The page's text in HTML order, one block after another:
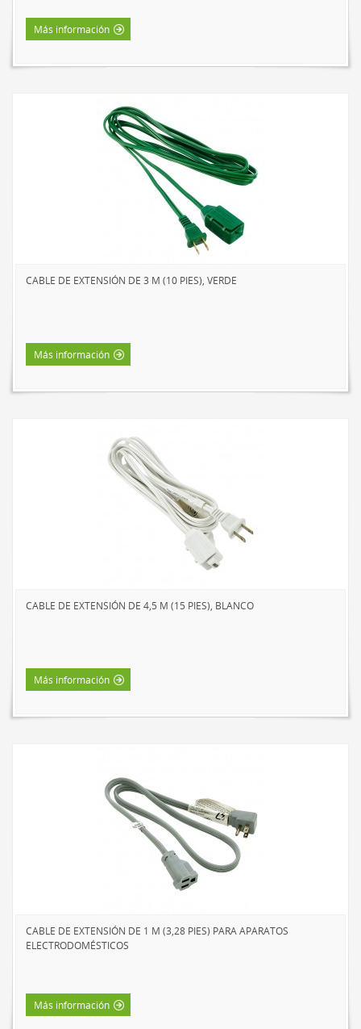
Más información
CABLE DE EXTENSIÓN DE 3 M (10 PIES), VERDE
Más información
CABLE DE EXTENSIÓN DE 4,5 M (15 PIES), BLANCO
Más información
CABLE DE EXTENSIÓN DE 1 M (3,28 PIES) PARA APARATOS
ELECTRODOMÉSTICOS
Más información